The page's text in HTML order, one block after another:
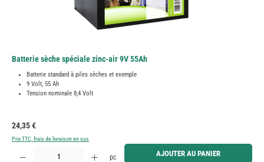
Batterie sèche spéciale zinc-air 9V 55Ah
Batterie standard à piles sèches et exemple
9 Volt, 55 Ah
Tension nominale 8,4 Volt
Prix régulier :
24,35 €
Prix TTC, frais de livraison en sus
Quantité de produit : Entrez la quantité souhaitée ou utilisez les boutons pour augmenter ou
pc AJOUTER AU PANIER